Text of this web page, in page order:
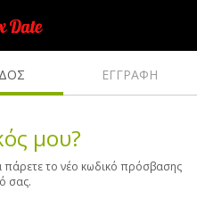
ΕΓΓΡΑΦΗ
μου?
πάρετε το νέο κωδικό πρόσβασης
σας.